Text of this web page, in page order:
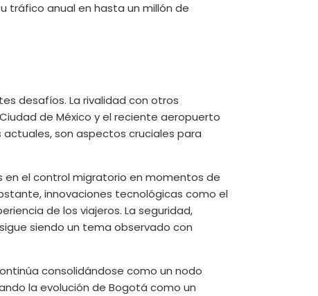
tráfico anual en hasta un millón de
desafíos. La rivalidad con otros
de México y el reciente aeropuerto
son aspectos cruciales para
el control migratorio en momentos de
innovaciones tecnológicas como el
de los viajeros. La seguridad,
siendo un tema observado con
consolidándose como un nodo
la evolución de Bogotá como un